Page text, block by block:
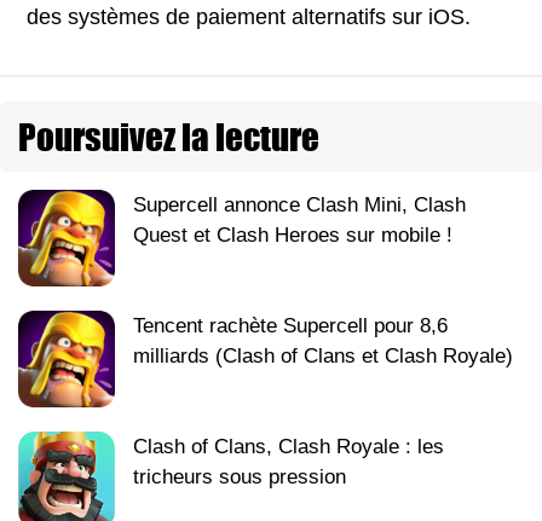
des systèmes de paiement alternatifs sur iOS.
Poursuivez la lecture
Supercell annonce Clash Mini, Clash
Quest et Clash Heroes sur mobile !
Tencent rachète Supercell pour 8,6
milliards (Clash of Clans et Clash Royale)
Clash of Clans, Clash Royale : les
tricheurs sous pression